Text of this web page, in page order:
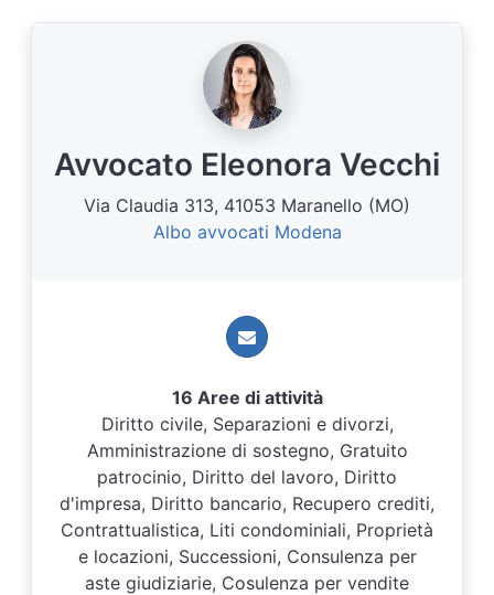
Avvocato Eleonora Vecchi
Via Claudia 313, 41053 Maranello (MO)
Albo avvocati Modena
16 Aree di attività
Diritto civile, Separazioni e divorzi,
Amministrazione di sostegno, Gratuito
patrocinio, Diritto del lavoro, Diritto
d'impresa, Diritto bancario, Recupero crediti,
Contrattualistica, Liti condominiali, Proprietà
e locazioni, Successioni, Consulenza per
aste giudiziarie, Cosulenza per vendite